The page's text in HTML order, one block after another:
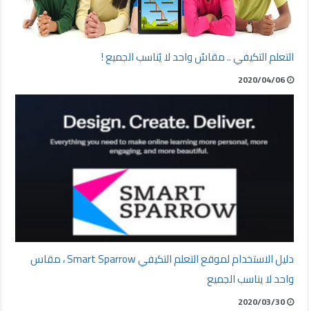
التعلم التكيفي .. مقاسٌ واحد لا يُناسب الجميع !
2020/04/06
دليل الاستخدام لموقع التعلم التكيفي Smart Sparrow ، مقاس
واحد لا يناسب الجميع
2020/03/30